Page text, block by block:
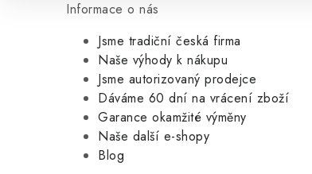
Informace o nás
Jsme tradiční česká firma
Naše výhody k nákupu
Jsme autorizovaný prodejce
Dáváme 60 dní na vrácení zboží
Garance okamžité výměny
Naše další e-shopy
Blog